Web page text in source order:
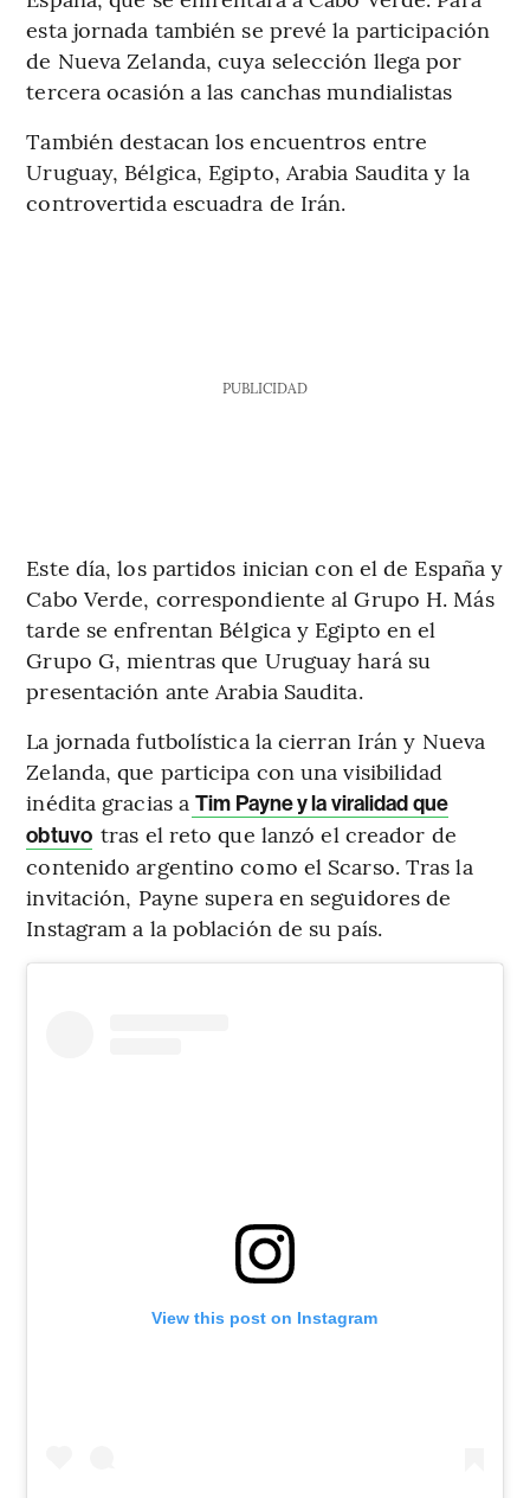
esta jornada también se prevé la participación
de Nueva Zelanda, cuya selección llega por
tercera ocasión a las canchas mundialistas
También destacan los encuentros entre
Uruguay, Bélgica, Egipto, Arabia Saudita y la
controvertida escuadra de Irán.
PUBLICIDAD
Este día, los partidos inician con el de España y
Cabo Verde, correspondiente al Grupo H. Más
tarde se enfrentan Bélgica y Egipto en el
Grupo G, mientras que Uruguay hará su
presentación ante Arabia Saudita.
La jornada futbolística la cierran Irán y Nueva
Zelanda, que participa con una visibilidad
inédita gracias a Tim Payne y la viralidad que
obtuvo tras el reto que lanzó el creador de
contenido argentino como el Scarso. Tras la
invitación, Payne supera en seguidores de
Instagram a la población de su país.
View this post on Instagram